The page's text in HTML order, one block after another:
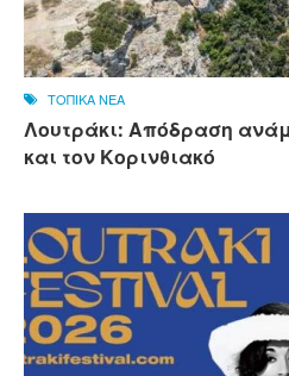
ΤΟΠΙΚΑ ΝΕΑ
Λουτράκι: Απόδραση
και τον Κορινθιακό